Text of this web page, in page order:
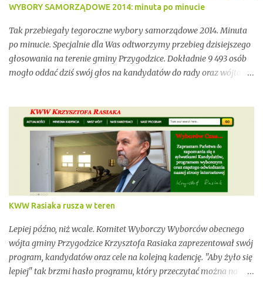
WYBORY SAMORZĄDOWE 2014: minuta po minucie
Tak przebiegały tegoroczne wybory samorządowe 2014. Minuta
po minucie. Specjalnie dla Was odtworzymy przebieg dzisiejszego
głosowania na terenie gminy Przygodzice. Dokładnie 9 493 osób
mogło oddać dziś swój głos na kandydatów do rady oraz wójta.
uważać. Incydentów podczas głosowania nie brakowało.
Wszystko zawarte zostanie w poniższym kalendarium.
Zaczynamy! Wystarczy, że odświeżysz stronę, a kolejne newsy
pojawią się w tym poście. Pozostańmy w stałym kontakcie.
KWW Rasiaka rusza w teren
Lepiej późno, niż wcale. Komitet Wyborczy Wyborców obecnego
wójta gminy Przygodzice Krzysztofa Rasiaka zaprezentował swój
program, kandydatów oraz cele na kolejną kadencję. "Aby żyło się
lepiej" tak brzmi hasło programu, który przeczytać można na